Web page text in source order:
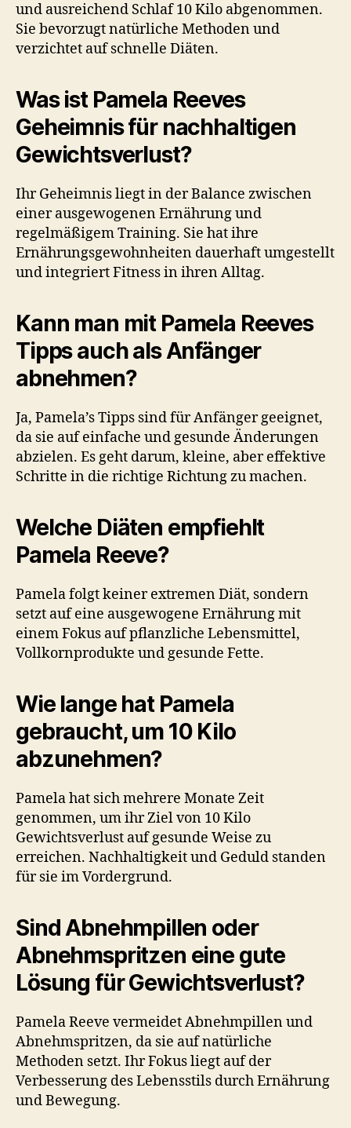
und ausreichend Schlaf 10 Kilo abgenommen.
Sie bevorzugt natürliche Methoden und
verzichtet auf schnelle Diäten.
Was ist Pamela Reeves
Geheimnis für nachhaltigen
Gewichtsverlust?
Ihr Geheimnis liegt in der Balance zwischen
einer ausgewogenen Ernährung und
regelmäßigem Training. Sie hat ihre
Ernährungsgewohnheiten dauerhaft umgestellt
und integriert Fitness in ihren Alltag.
Kann man mit Pamela Reeves
Tipps auch als Anfänger
abnehmen?
Ja, Pamela’s Tipps sind für Anfänger geeignet,
da sie auf einfache und gesunde Änderungen
abzielen. Es geht darum, kleine, aber effektive
Schritte in die richtige Richtung zu machen.
Welche Diäten empfiehlt
Pamela Reeve?
Pamela folgt keiner extremen Diät, sondern
setzt auf eine ausgewogene Ernährung mit
einem Fokus auf pflanzliche Lebensmittel,
Vollkornprodukte und gesunde Fette.
Wie lange hat Pamela
gebraucht, um 10 Kilo
abzunehmen?
Pamela hat sich mehrere Monate Zeit
genommen, um ihr Ziel von 10 Kilo
Gewichtsverlust auf gesunde Weise zu
erreichen. Nachhaltigkeit und Geduld standen
für sie im Vordergrund.
Sind Abnehmpillen oder
Abnehmspritzen eine gute
Lösung für Gewichtsverlust?
Pamela Reeve vermeidet Abnehmpillen und
Abnehmspritzen, da sie auf natürliche
Methoden setzt. Ihr Fokus liegt auf der
Verbesserung des Lebensstils durch Ernährung
und Bewegung.